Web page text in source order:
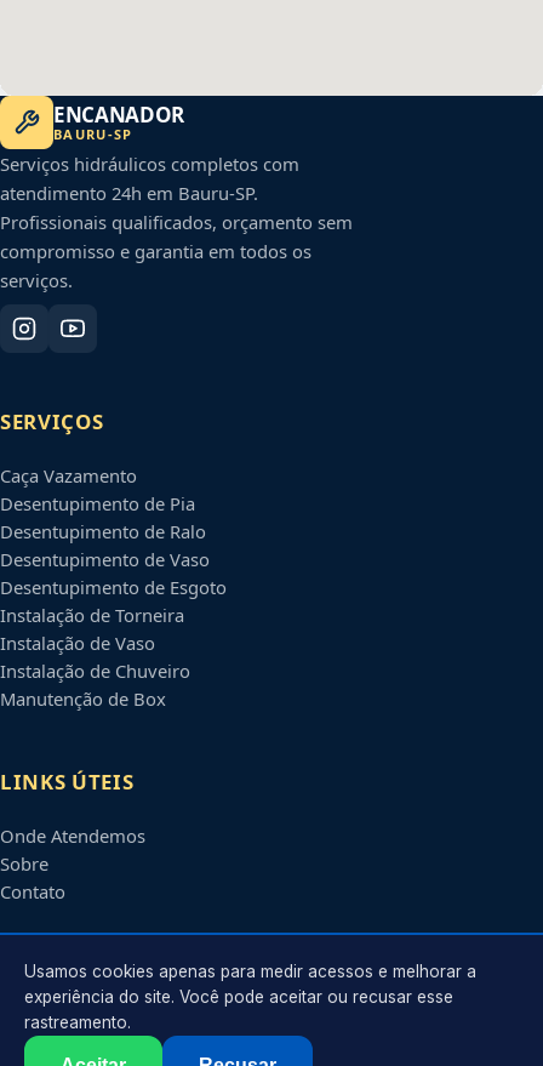
ENCANADOR
BAURU-SP
Serviços hidráulicos completos com
atendimento 24h em Bauru-SP.
Profissionais qualificados, orçamento sem
compromisso e garantia em todos os
serviços.
SERVIÇOS
Caça Vazamento
Desentupimento de Pia
Desentupimento de Ralo
Desentupimento de Vaso
Desentupimento de Esgoto
Instalação de Torneira
Instalação de Vaso
Instalação de Chuveiro
Manutenção de Box
LINKS ÚTEIS
Onde Atendemos
Sobre
Contato
CONTATO
Atendimento em
contato@encanadoresbauru.com.br
Usamos cookies apenas para medir acessos e melhorar a
experiência do site. Você pode aceitar ou recusar esse
rastreamento.